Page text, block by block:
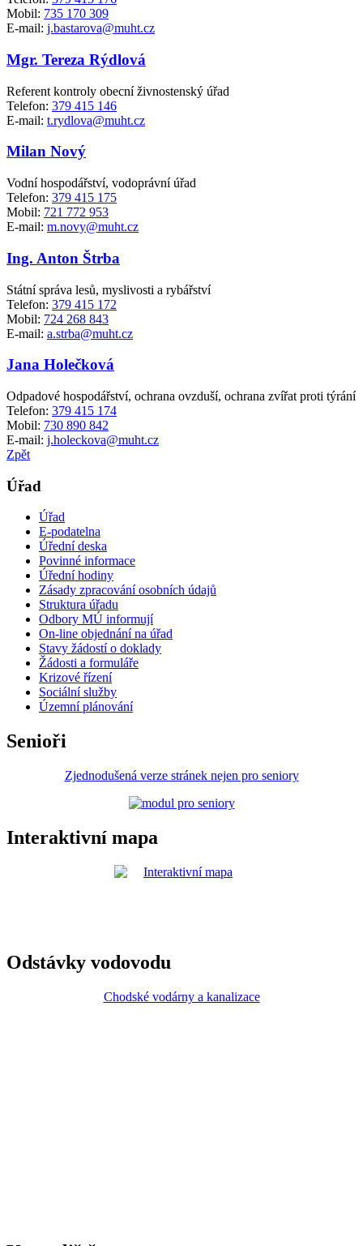
Mobil: 735 170 309
E-mail: j.bastarova@muht.cz
Mgr. Tereza Rýdlová
Referent kontroly obecní živnostenský úřad
Telefon: 379 415 146
E-mail: t.rydlova@muht.cz
Milan Nový
Vodní hospodářství, vodoprávní úřad
Telefon: 379 415 175
Mobil: 721 772 953
E-mail: m.novy@muht.cz
Ing. Anton Štrba
Státní správa lesů, myslivosti a rybářství
Telefon: 379 415 172
Mobil: 724 268 843
E-mail: a.strba@muht.cz
Jana Holečková
Odpadové hospodářství, ochrana ovzduší, ochrana zvířat proti týrání
Telefon: 379 415 174
Mobil: 730 890 842
E-mail: j.holeckova@muht.cz
Zpět
Úřad
Úřad
E-podatelna
Úřední deska
Povinné informace
Úřední hodiny
Zásady zpracování osobních údajů
Struktura úřadu
Odbory MÚ informují
On-line objednání na úřad
Stavy žádostí o doklady
Žádosti a formuláře
Krizové řízení
Sociální služby
Územní plánování
Senioři
Zjednodušená verze stránek nejen pro seniory
Interaktivní mapa
Odstávky vodovodu
Chodské vodárny a kanalizace